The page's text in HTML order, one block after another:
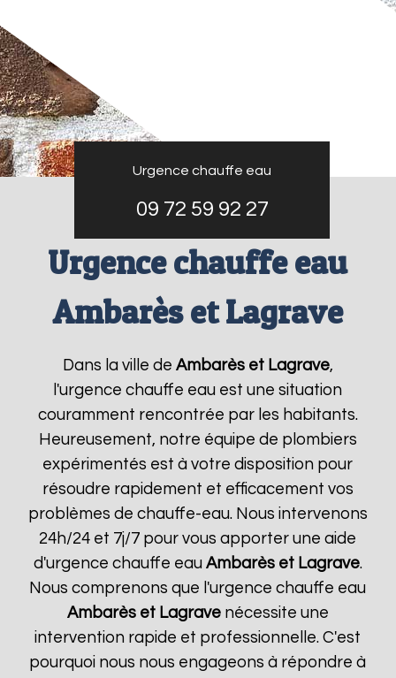
Urgence chauffe eau
09 72 59 92 27
Urgence chauffe eau
Ambarès et Lagrave
Dans la ville de Ambarès et Lagrave,
l'urgence chauffe eau est une situation
couramment rencontrée par les habitants.
Heureusement, notre équipe de plombiers
expérimentés est à votre disposition pour
résoudre rapidement et efficacement vos
problèmes de chauffe-eau. Nous intervenons
24h/24 et 7j/7 pour vous apporter une aide
d'urgence chauffe eau Ambarès et Lagrave.
Nous comprenons que l'urgence chauffe eau
Ambarès et Lagravenécessite une
intervention rapide et professionnelle. C'est
pourquoi nous nous engageons à répondre à